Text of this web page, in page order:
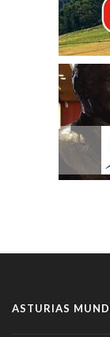
ASTURIAS